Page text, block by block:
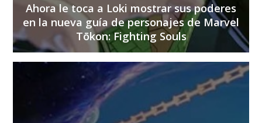
Ahora le toca a Loki mostrar sus poderes
en la nueva guía de personajes de Marvel
Tōkon: Fighting Souls